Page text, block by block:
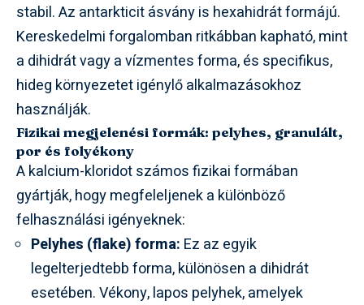
stabil. Az antarkticit ásvány is hexahidrát formájú.
Kereskedelmi forgalomban ritkábban kapható, mint
a dihidrát vagy a vízmentes forma, és specifikus,
hideg környezetet igénylő alkalmazásokhoz
használják.
Fizikai megjelenési formák: pelyhes, granulált,
por és folyékony
A kalcium-kloridot számos fizikai formában
gyártják, hogy megfeleljenek a különböző
felhasználási igényeknek:
Pelyhes (flake) forma: Ez az egyik
legelterjedtebb forma, különösen a dihidrát
esetében. Vékony, lapos pelyhek, amelyek